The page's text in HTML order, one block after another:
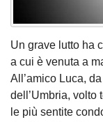
Un grave lutto ha
a cui è venuta a
All’amico Luca,
dell’Umbria, volto
le più sentite